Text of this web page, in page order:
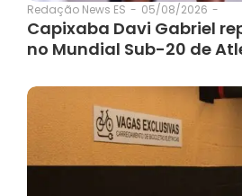
Redação News ES - 05/08/2026 -
Capixaba Davi Gabriel
no Mundial Sub-20 de